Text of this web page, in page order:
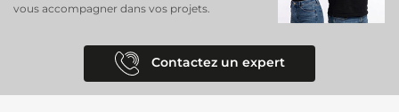
vous accompagner dans vos projets.
Contactez un expert